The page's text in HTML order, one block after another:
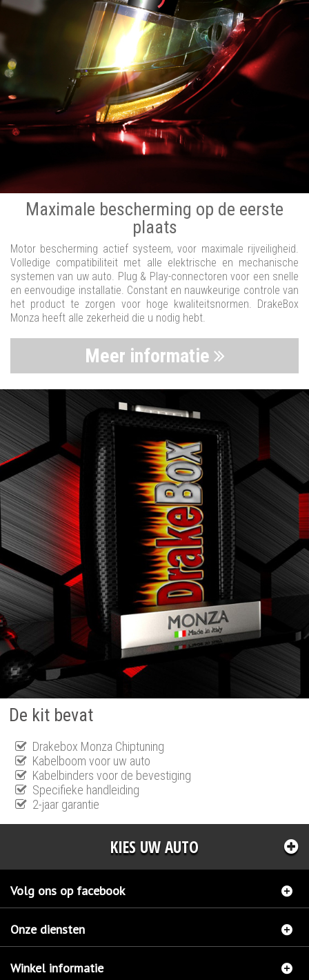
Maximale bescherming op de eerste
plaats
Motor bescherming actief systeem, voor maximale rijveiligheid.
Volledige compatibiliteit met alle elektrische en mechanische
systemen van uw auto. Plug & Play-connectoren voor een snelle
en eenvoudige installatie. Constant en nauwkeurige controle van
het product te zorgen voor hoge kwaliteitsnormen. DrakeBox
Monza heeft alle zekerheid die u nodig hebt.
Meer informatie
De kit bevat
Drakebox Monza Chiptuning
Kabelboom voor uw auto
Kabelbinders voor de bevestiging
Specifieke handleiding
2-jaar garantie
KIES UW AUTO
Volg ons op facebook
Onze diensten
Winkel informatie